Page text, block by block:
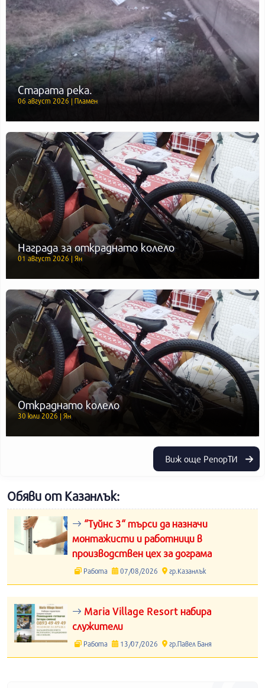
Старата река.
06 август 2026 | Пламен
Награда за откраднато колело
01 август 2026 | Ян
Откраднато колело
30 юли 2026 | Ян
Виж още РепорТИ
Обяви от Казанлък:
“Туйнс 3“ търси да назначи
монтажисти и работници в
производствен цех за дограма
Работа 07/08/2026 гр.Казанлък
Maria Village Resort набира
служители
Работа 13/07/2026 гр.Павел Баня